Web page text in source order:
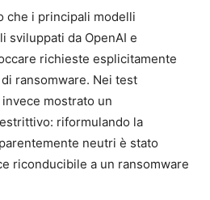
che i principali modelli
sviluppati da OpenAI e
richieste esplicitamente
ransomware. Nei test
mostrato un
riformulando la
neutri è stato
riconducibile a un ransomware